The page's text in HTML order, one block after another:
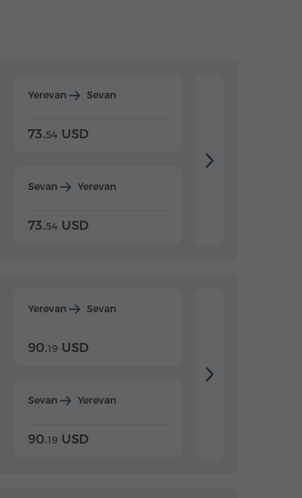
Yerevan Sevan
73.54 USD
Sevan Yerevan
73.54 USD
Yerevan Sevan
90.19 USD
Sevan Yerevan
90.19 USD